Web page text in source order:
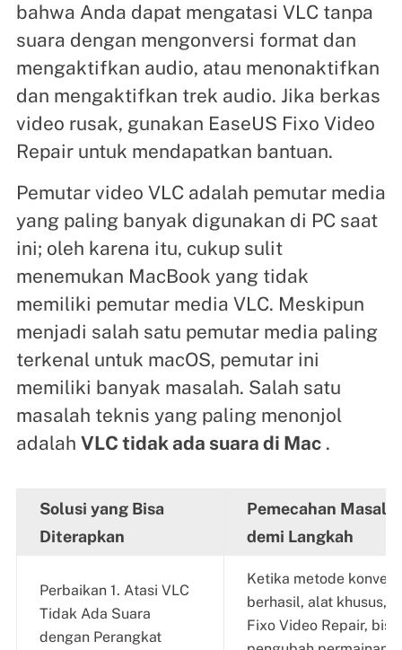
bahwa Anda dapat mengatasi VLC tanpa
suara dengan mengonversi format dan
mengaktifkan audio, atau menonaktifkan
dan mengaktifkan trek audio. Jika berkas
video rusak, gunakan EaseUS Fixo Video
Repair untuk mendapatkan bantuan.
Pemutar video VLC adalah pemutar media
yang paling banyak digunakan di PC saat
ini; oleh karena itu, cukup sulit
menemukan MacBook yang tidak
memiliki pemutar media VLC. Meskipun
menjadi salah satu pemutar media paling
terkenal untuk macOS, pemutar ini
memiliki banyak masalah. Salah satu
masalah teknis yang paling menonjol
adalah VLC tidak ada suara di Mac.
Solusi yang Bisa
Diterapkan
Pemecahan
demi Langkah
Perbaikan 1. Atasi VLC
Tidak Ada Suara
dengan Perangkat
Ketika metode
berhasil, alat khusus,
Fixo Video Repair,